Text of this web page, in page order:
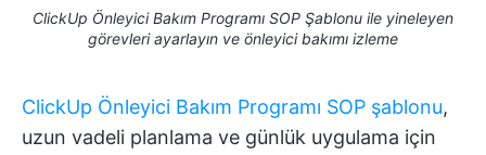
ClickUp Önleyici Bakım Programı SOP Şablonu ile yineleyen
görevleri ayarlayın ve önleyici bakımı izleme
ClickUp Önleyici Bakım Programı SOP şablonu,
uzun vadeli planlama ve günlük uygulama için